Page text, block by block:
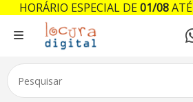
HORÁRIO ESPECIAL DE01/08ATÉ